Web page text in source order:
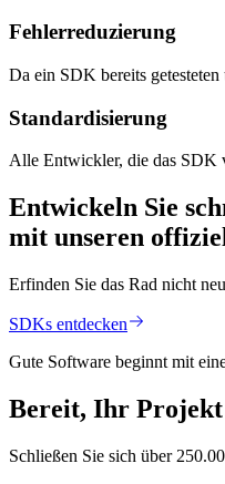
Fehlerreduzierung
Da ein SDK bereits
Standardisierung
Alle Entwickler, die das SDK
Entwickeln Sie
mit unseren
Erfinden Sie das Rad nicht
SDKs entdecken
Gute Software beginnt mit
Bereit, Ihr Projekt
Schließen Sie sich über